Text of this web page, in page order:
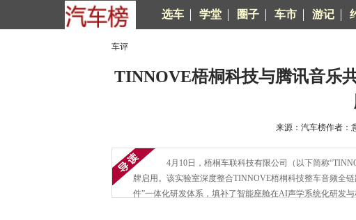
选车 学堂 圈子 车市 游记
车评
TINNOVE梧桐科技与腾讯音乐
来源：汽车榜作者：
4月10日，梧桐车联科技有限公司（以下简称
牌启用。该实验室深度整合TINNOVE梧桐科技整车音频全
件”一体化研发体系，填补了智能座舱在AI声学系统化研发